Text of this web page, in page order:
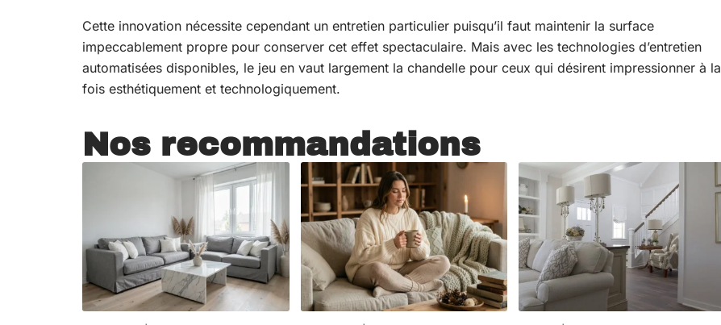
Cette innovation nécessite cependant un entretien particulier puisqu’il faut maintenir la surface
impeccablement propre pour conserver cet effet spectaculaire. Mais avec les technologies d’entretien
automatisées disponibles, le jeu en vaut largement la chandelle pour ceux qui désirent impressionner à la
fois esthétiquement et technologiquement.
Nos recommandations